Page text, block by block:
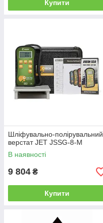
Купити
Шліфувально-полірувальний
верстат JET JSSG-8-M
В наявності
9 804 ₴
Купити